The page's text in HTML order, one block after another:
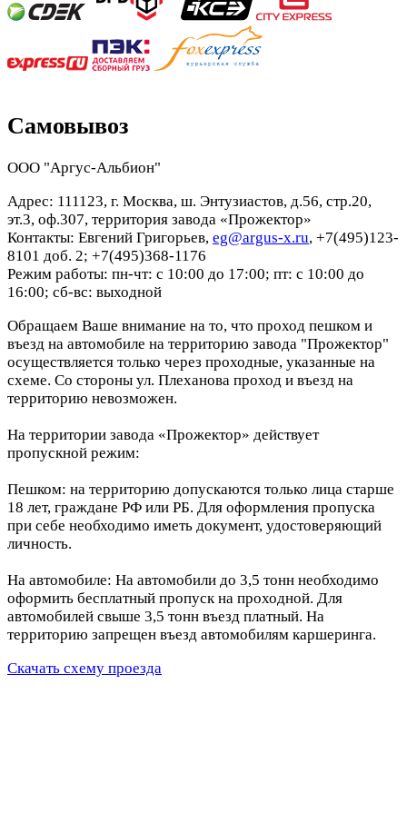
Самовывоз
ООО "Аргус-Альбион"
Адрес: 111123, г. Москва, ш. Энтузиастов, д.56, стр.20,
эт.3, оф.307, территория завода «Прожектор»
Контакты: Евгений Григорьев, eg@argus-x.ru, +7(495)123-
8101 доб. 2; +7(495)368-1176
Режим работы: пн-чт: с 10:00 до 17:00; пт: с 10:00 до
16:00; сб-вс: выходной
Обращаем Ваше внимание на то, что проход пешком и
въезд на автомобиле на территорию завода "Прожектор"
осуществляется только через проходные, указанные на
схеме. Со стороны ул. Плеханова проход и въезд на
территорию невозможен.
На территории завода «Прожектор» действует
пропускной режим:
Пешком: на территорию допускаются только лица старше
18 лет, граждане РФ или РБ. Для оформления пропуска
при себе необходимо иметь документ, удостоверяющий
личность.
На автомобиле: На автомобили до 3,5 тонн необходимо
оформить бесплатный пропуск на проходной. Для
автомобилей свыше 3,5 тонн въезд платный. На
территорию запрещен въезд автомобилям каршеринга.
Скачать схему проезда